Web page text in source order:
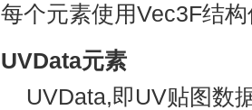
每个元素使用Vec3F结
UVData元素
UVData,即UV贴图数